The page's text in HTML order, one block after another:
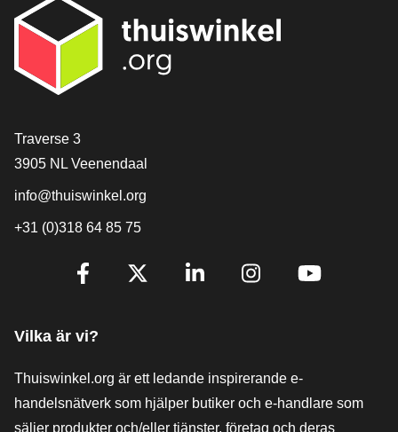
[_General:Contact]
Traverse 3
3905 NL Veenendaal
info@thuiswinkel.org
+31 (0)318 64 85 75
[_General:SocialMediaTitle]
Vilka är vi?
Thuiswinkel.org är ett ledande inspirerande e-
handelsnätverk som hjälper butiker och e-handlare som
säljer produkter och/eller tjänster, företag och deras